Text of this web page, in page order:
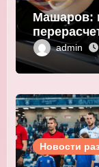
Машаров:
admin
Новости